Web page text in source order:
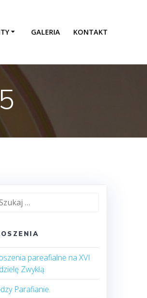
GALERIA KONTAKT
pareafialne na XVI
Zwykłą
Parafianie.